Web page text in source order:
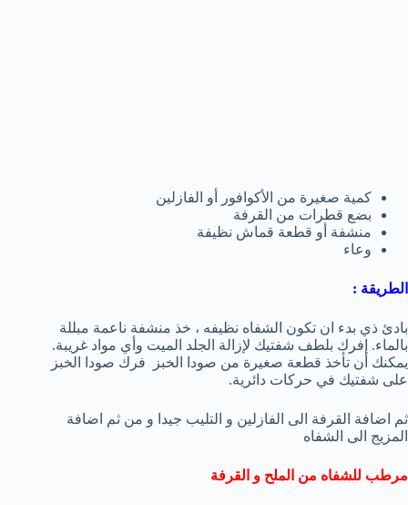
كمية صغيرة من الأكوافور أو الفازلين
بضع قطرات من القرفة
منشفة أو قطعة قماش نظيفة
وعاء
الطريقة :
بادئ ذي بدء ان تكون الشفاه نظيفه ، خذ منشفة ناعمة مبللة
بالماء. إفرك بلطف شفتيك لإزالة الجلد الميت وأي مواد غريبة.
يمكنك أن تأخذ قطعة صغيرة من صودا الخبز فرك صودا الخبز
على شفتيك في حركات دائرية.
ثم اضافة القرفة الى الفازلين و التليب جيدا و من ثم اضافة
المزيج الى الشفاه
مرطب للشفاه من الملح و القرفة